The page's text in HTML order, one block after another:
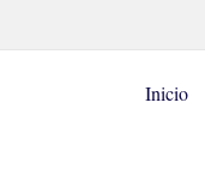
Inicio